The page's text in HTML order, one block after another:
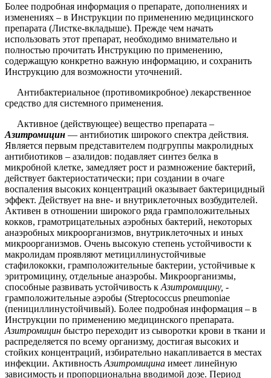
Более подробная информация о препарате, дополнениях и
изменениях – в Инструкции по применению медицинского
препарата (Листке-вкладыше). Прежде чем начать
использовать этот препарат, необходимо внимательно и
полностью прочитать Инструкцию по применению,
содержащую конкретно важную информацию, и сохранить
Инструкцию для возможности уточнений.
Антибактериальное (противомикробное) лекарственное
средство для системного применения.
Активное (действующее) вещество препарата –
Азитромицин — антибиотик широкого спектра действия.
Является первым представителем подгруппы макролидных
антибиотиков – азалидов: подавляет синтез белка в
микробной клетке, замедляет рост и размножение бактерий,
действует бактериостатически; при создании в очаге
воспаления высоких концентраций оказывает бактерицидный
эффект. Действует на вне- и внутриклеточных возбудителей.
Активен в отношении широкого ряда грамположительных
кокков, грамотрицательных аэробных бактерий, некоторых
анаэробных микроорганизмов, внутриклеточных и иных
микроорганизмов. Очень высокую степень устойчивости к
макролидам проявляют метициллинустойчивые
стафилококки, грамположительные бактерии, устойчивые к
эритромицину, отдельные анаэробы. Микроорганизмы,
способные развивать устойчивость к Азитромицину, -
грамположительные аэробы (Streptococcus pneumoniae
(пенициллинустойчивый). Более подробная информация – в
Инструкции по применению медицинского препарата.
Азитромицин быстро переходит из сыворотки крови в ткани и
распределяется по всему организму, достигая высоких и
стойких концентраций, избирательно накапливается в местах
инфекции. Активность Азитромицина имеет линейную
зависимость и пропорциональна вводимой дозе. Период